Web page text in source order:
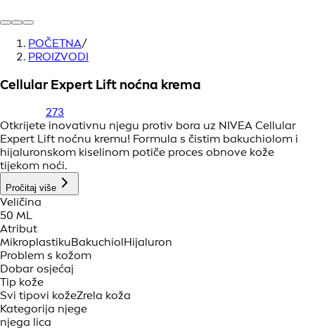
POČETNA/
PROIZVODI
Cellular Expert Lift noćna krema
273
Otkrijete inovativnu njegu protiv bora uz NIVEA Cellular
Expert Lift noćnu kremu! Formula s čistim bakuchiolom i
hijaluronskom kiselinom potiče proces obnove kože
tijekom noći.
Pročitaj više
Veličina
50 ML
Atribut
MikroplastikuBakuchiolHijaluron
Problem s kožom
Dobar osjećaj
Tip kože
Svi tipovi kožeZrela koža
Kategorija njege
njega lica